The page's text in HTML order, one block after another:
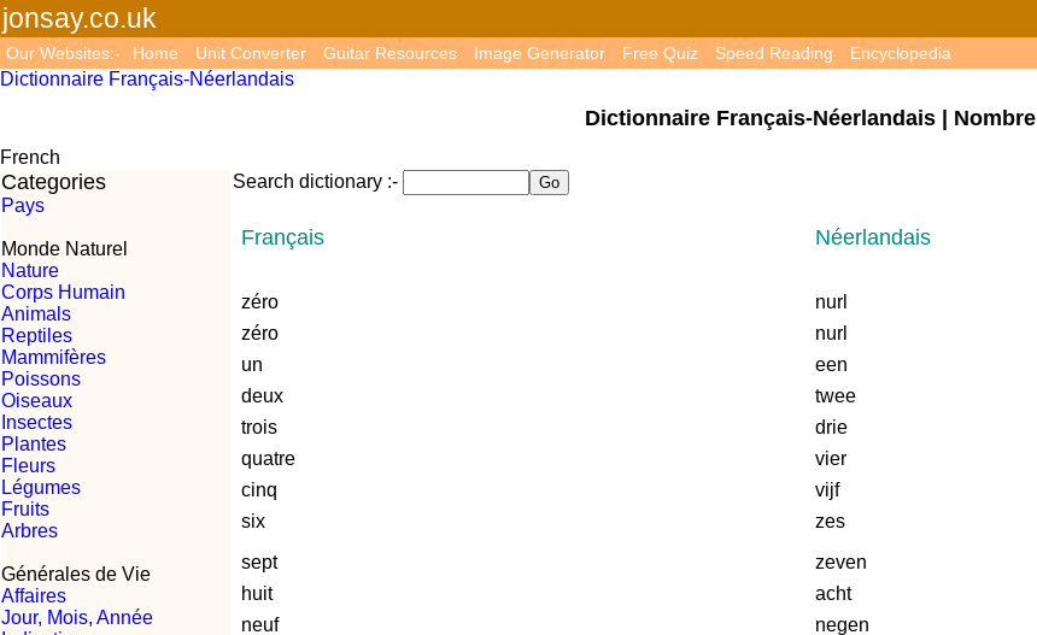
jonsay.co.uk
Our Websites:- Home Unit Converter Guitar Resources Image Generator Free Quiz Speed Reading Encyclopedia
Dictionnaire Français-Néerlandais
Dictionnaire Français-Néerlandais | Nombre
French
Categories
Pays
Monde Naturel
Nature
Corps Humain
Animals
Reptiles
Mammifères
Poissons
Oiseaux
Insectes
Plantes
Fleurs
Légumes
Fruits
Arbres
Générales de Vie
Affaires
Jour, Mois, Année
Search dictionary :-
Français Néerlandais
zéro
nurl
zéro
nurl
un
een
deux
twee
trois
drie
quatre
vier
cinq
vijf
six
zes
sept
zeven
huit
acht
neuf
negen